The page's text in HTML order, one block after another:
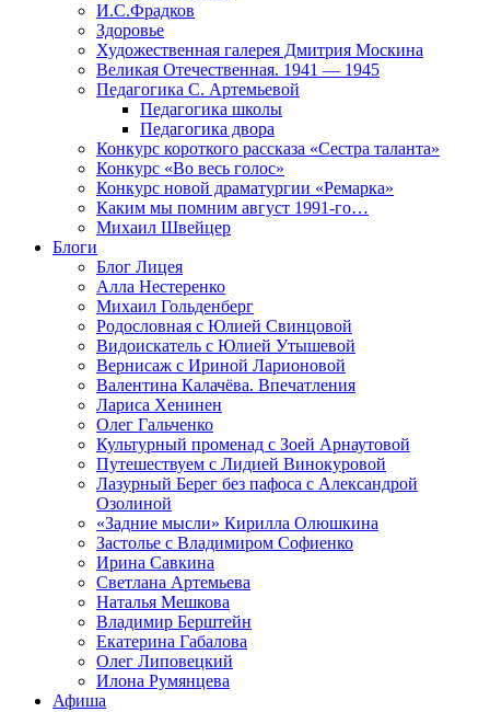
И.С.Фрадков
Здоровье
Художественная галерея Дмитрия Москина
Великая Отечественная. 1941 — 1945
Педагогика С. Артемьевой
Педагогика школы
Педагогика двора
Конкурс короткого рассказа «Сестра таланта»
Конкурс «Во весь голос»
Конкурс новой драматургии «Ремарка»
Каким мы помним август 1991-го…
Михаил Швейцер
Блоги
Блог Лицея
Алла Нестеренко
Михаил Гольденберг
Родословная с Юлией Свинцовой
Видоискатель с Юлией Утышевой
Вернисаж с Ириной Ларионовой
Валентина Калачёва. Впечатления
Лариса Хенинен
Олег Гальченко
Культурный променад с Зоей Арнаутовой
Путешествуем с Лидией Винокуровой
Лазурный Берег без пафоса с Александрой
Озолиной
«Задние мысли» Кирилла Олюшкина
Застолье с Владимиром Софиенко
Ирина Савкина
Светлана Артемьева
Наталья Мешкова
Владимир Берштейн
Екатерина Габалова
Олег Липовецкий
Илона Румянцева
Афиша